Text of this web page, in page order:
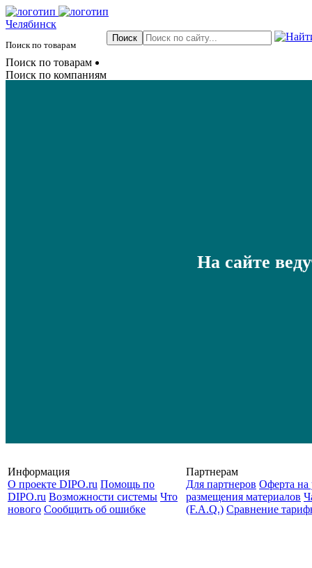
Челябинск
Поиск по товарам
Поиск по товарам
Поиск по компаниям
На сайте
Информация
О проекте DIPO.ru Помощь по
DIPO.ru Возможности системы Что
нового Сообщить об ошибке
Партнерам
Для партнеров Оферта на
размещения материалов
(F.A.Q.) Cравнение